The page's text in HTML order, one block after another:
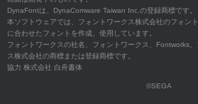
DynaFontは、DynaComware Taiwan Inc.の登録商標です。
本ソフトウェアでは、フォントワークス株式会社のフォン
に合わせたフォントを作成、使用しています。
フォントワークスの社名、フォントワークス、Fontworks
ス株式会社の商標または登録商標です。
協力 株式会社 白舟書体
©SEGA